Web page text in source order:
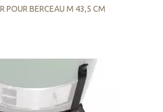
POUR BERCEAU M 43,5 CM